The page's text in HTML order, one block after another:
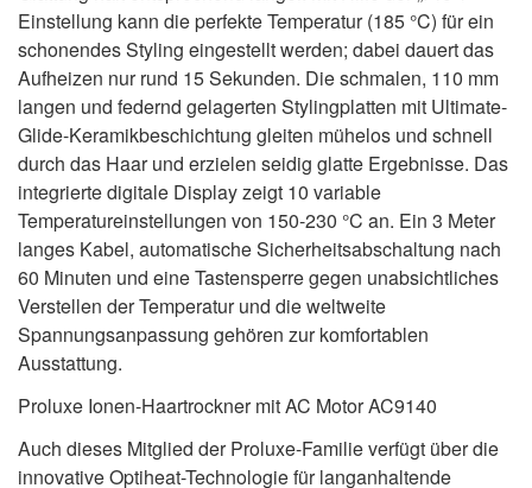
Einstellung kann die perfekte Temperatur (185 °C) für ein
schonendes Styling eingestellt werden; dabei dauert das
Aufheizen nur rund 15 Sekunden. Die schmalen, 110 mm
langen und federnd gelagerten Stylingplatten mit Ultimate-
Glide-Keramikbeschichtung gleiten mühelos und schnell
durch das Haar und erzielen seidig glatte Ergebnisse. Das
integrierte digitale Display zeigt 10 variable
Temperatureinstellungen von 150-230 °C an. Ein 3 Meter
langes Kabel, automatische Sicherheitsabschaltung nach
60 Minuten und eine Tastensperre gegen unabsichtliches
Verstellen der Temperatur und die weltweite
Spannungsanpassung gehören zur komfortablen
Ausstattung.
Proluxe Ionen-Haartrockner mit AC Motor AC9140
Auch dieses Mitglied der Proluxe-Familie verfügt über die
innovative Optiheat-Technologie für langanhaltende